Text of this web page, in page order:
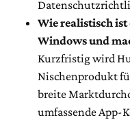
Wie realistisch
Windows und
Kurzfristig wird
Nischenprodukt
breite
umfassende